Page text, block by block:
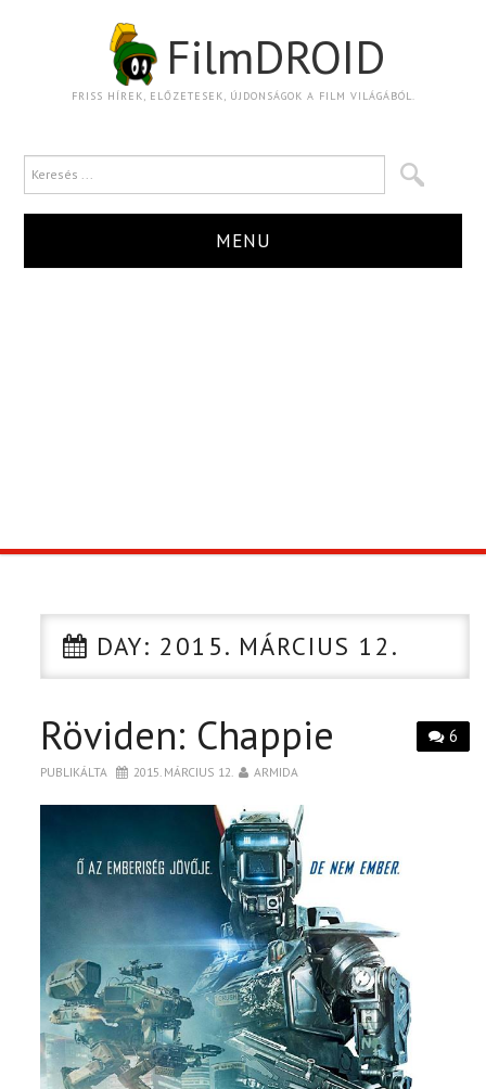
FilmDROID
FRISS HÍREK, ELŐZETESEK, ÚJDONSÁGOK A FILM VILÁGÁBÓL.
MENU
CIKK
PÓLÓ RENDELÉS
DAY: 2015. MÁRCIUS 12.
6
Röviden: Chappie
PUBLIKÁLTA 2015. MÁRCIUS 12. ARMIDA